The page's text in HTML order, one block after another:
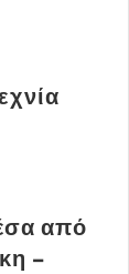
από
–